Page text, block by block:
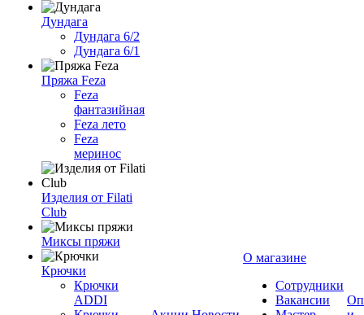
Дундага
Дундага 6/2
Дундага 6/1
Пряжа Feza
Feza
фантазийная
Feza лето
Feza
меринос
Изделия от Filati
Club
Миксы пряжи
Крючки
Крючки
ADDI
О магазине
Сотрудники
Вакансии